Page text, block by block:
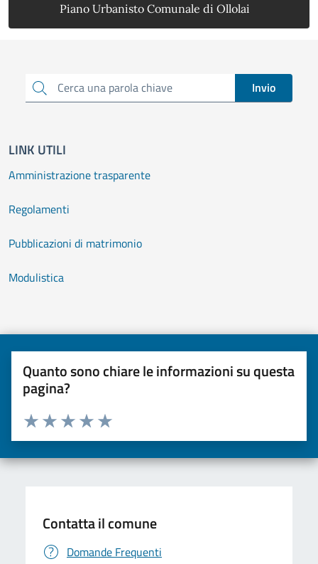
Piano Urbanisto Comunale di Ollolai
Cerca una parola chiave Invio
LINK UTILI
Amministrazione trasparente
Regolamenti
Pubblicazioni di matrimonio
Modulistica
Quanto sono chiare le informazioni su questa
pagina?
Valuta da 1 a 5 stelle la pagina
Valuta 5 stelle su 5
Valuta 4 stelle su 5
Valuta 3 stelle su 5
Valuta 2 stelle su 5
Valuta una stella su 5
Contatta il comune
Domande Frequenti